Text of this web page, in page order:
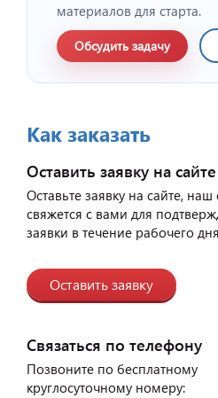
материалов для старта.
Обсудить задачу
Как заказать
Оставить заявку на сайте
Оставьте заявку на сайте, наш
свяжется с вами для
заявки в течение рабочего дня
Оставить заявку
Связаться по телефону
Позвоните по бесплатному
круглосуточному номеру: